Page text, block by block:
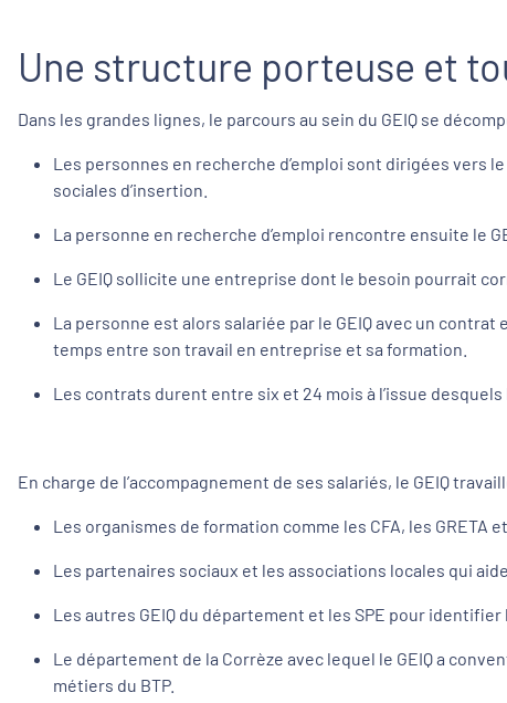
Une structure porteuse et
Dans les grandes lignes, le parcours au sein du GEIQ se
Les personnes en recherche d’emploi sont dirigées vers
sociales d’insertion.
La personne en recherche d’emploi rencontre ensuite le
Le GEIQ sollicite une entreprise dont le besoin pourrait
La personne est alors salariée par le GEIQ avec un
temps entre son travail en entreprise et sa formation.
Les contrats durent entre six et 24 mois à l’issue
En charge de l’accompagnement de ses salariés, le GEIQ
Les organismes de formation comme les CFA, les
Les partenaires sociaux et les associations locales qui
Les autres GEIQ du département et les SPE pour
Le département de la Corrèze avec lequel le GEIQ a
métiers du BTP.